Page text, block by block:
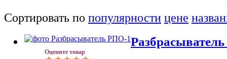
Сортировать по популярности цене
Оцените товар